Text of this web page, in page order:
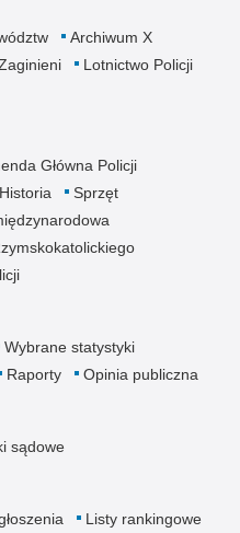
Archiwum X
Lotnictwo Policji
Główna Policji
Historia
Sprzęt
Wybrane statystyki
Raporty Opinia publiczna
sądowe
Listy rankingowe